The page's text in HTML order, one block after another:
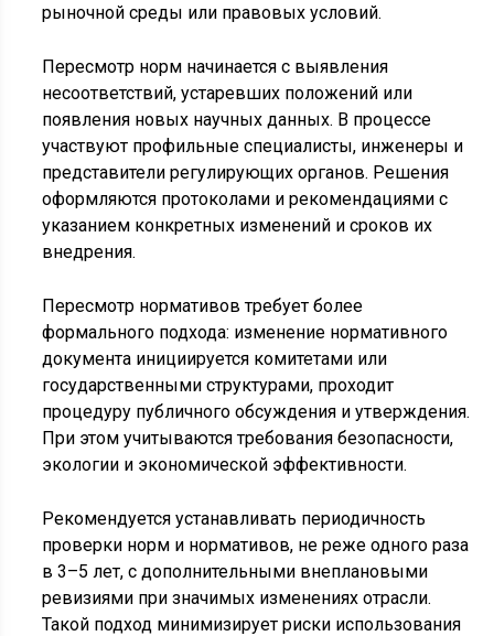
рыночной среды или правовых условий.
Пересмотр норм начинается с выявления
несоответствий, устаревших положений или
появления новых научных данных. В процессе
участвуют профильные специалисты, инженеры и
представители регулирующих органов. Решения
оформляются протоколами и рекомендациями с
указанием конкретных изменений и сроков их
внедрения.
Пересмотр нормативов требует более
формального подхода: изменение нормативного
документа инициируется комитетами или
государственными структурами, проходит
процедуру публичного обсуждения и утверждения.
При этом учитываются требования безопасности,
экологии и экономической эффективности.
Рекомендуется устанавливать периодичность
проверки норм и нормативов, не реже одного раза
в 3–5 лет, с дополнительными внеплановыми
ревизиями при значимых изменениях отрасли.
Такой подход минимизирует риски использования